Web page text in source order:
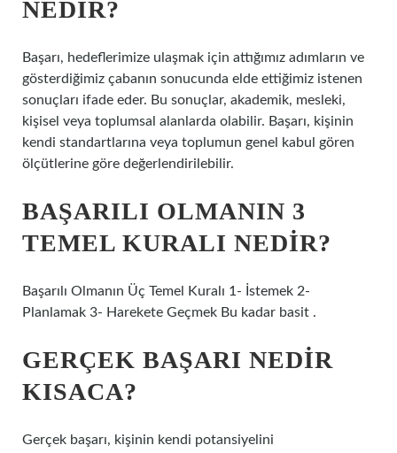
NEDIR?
Başarı, hedeflerimize ulaşmak için attığımız adımların ve
gösterdiğimiz çabanın sonucunda elde ettiğimiz istenen
sonuçları ifade eder. Bu sonuçlar, akademik, mesleki,
kişisel veya toplumsal alanlarda olabilir. Başarı, kişinin
kendi standartlarına veya toplumun genel kabul gören
ölçütlerine göre değerlendirilebilir.
BAŞARILI OLMANIN 3
TEMEL KURALI NEDIR?
Başarılı Olmanın Üç Temel Kuralı 1- İstemek 2-
Planlamak 3- Harekete Geçmek Bu kadar basit .
GERÇEK BAŞARI NEDIR
KISACA?
Gerçek başarı, kişinin kendi potansiyelini